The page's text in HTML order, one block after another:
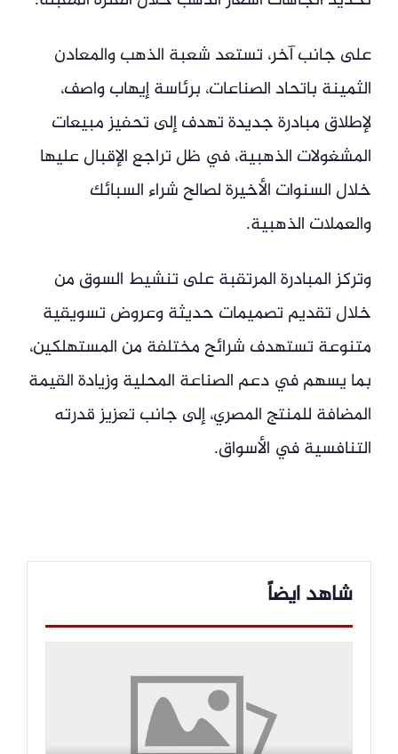
على جانب آخر، تستعد شعبة الذهب والمعادن
الثمينة باتحاد الصناعات، برئاسة إيهاب واصف،
لإطلاق مبادرة جديدة تهدف إلى تحفيز مبيعات
المشغولات الذهبية، في ظل تراجع الإقبال عليها
خلال السنوات الأخيرة لصالح شراء السبائك
والعملات الذهبية.
وتركز المبادرة المرتقبة على تنشيط السوق من
خلال تقديم تصميمات حديثة وعروض تسويقية
متنوعة تستهدف شرائح مختلفة من المستهلكين،
بما يسهم في دعم الصناعة المحلية وزيادة القيمة
المضافة للمنتج المصري، إلى جانب تعزيز قدرته
التنافسية في الأسواق.
شاهد ايضاً